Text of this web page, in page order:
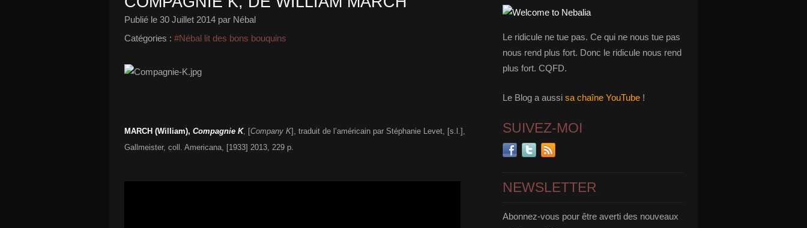
Publié le 30 Juillet 2014 par Nébal
Catégories : #Nébal lit des bons bouquins
MARCH (William), Compagnie K, [Company K], traduit de l’américain par Stéphanie Levet, [s.l.],
Gallmeister, coll. Americana, [1933] 2013, 229 p.
Le ridicule ne tue pas. Ce qui ne nous tue pas
nous rend plus fort. Donc le ridicule nous rend
plus fort. CQFD.
Le Blog a aussi sa chaîne YouTube !
SUIVEZ-MOI
NEWSLETTER
Abonnez-vous pour être averti des nouveaux